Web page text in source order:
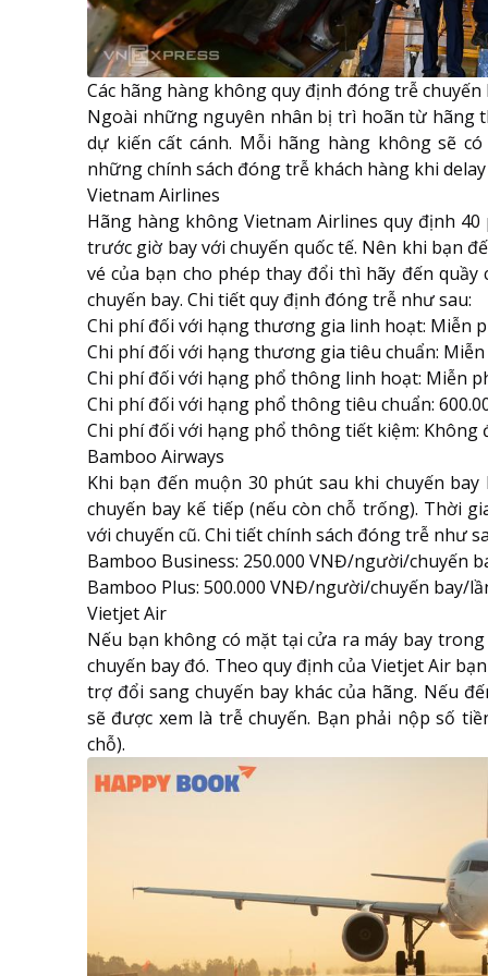
Các hãng hàng không quy định đóng trễ chuyến
Ngoài những nguyên nhân bị trì hoãn từ hãng
dự kiến cất cánh. Mỗi hãng hàng không sẽ
những chính sách đóng trễ khách hàng khi
Vietnam Airlines
Hãng hàng không Vietnam Airlines quy định 40
trước giờ bay với chuyến quốc tế. Nên khi bạn
vé của bạn cho phép thay đổi thì hãy đến
chuyến bay. Chi tiết quy định đóng trễ như sau:
Chi phí đối với hạng thương gia linh hoạt: Miễn
Chi phí đối với hạng thương gia tiêu chuẩn: Miễn
Chi phí đối với hạng phổ thông linh hoạt: Miễn
Chi phí đối với hạng phổ thông tiêu chuẩn:
Chi phí đối với hạng phổ thông tiết kiệm: Không
Bamboo Airways
Khi bạn đến muộn 30 phút sau khi chuyến
chuyến bay kế tiếp (nếu còn chỗ trống). Thời
với chuyến cũ. Chi tiết chính sách đóng trễ như
Bamboo Business: 250.000 VNĐ/người/chuyến
Bamboo Plus: 500.000 VNĐ/người/chuyến bay/
Vietjet Air
Nếu bạn không có mặt tại cửa ra máy bay
chuyến bay đó. Theo quy định của Vietjet Air
trợ đổi sang chuyến bay khác của hãng. Nếu
sẽ được xem là trễ chuyến. Bạn phải nộp số
chỗ).